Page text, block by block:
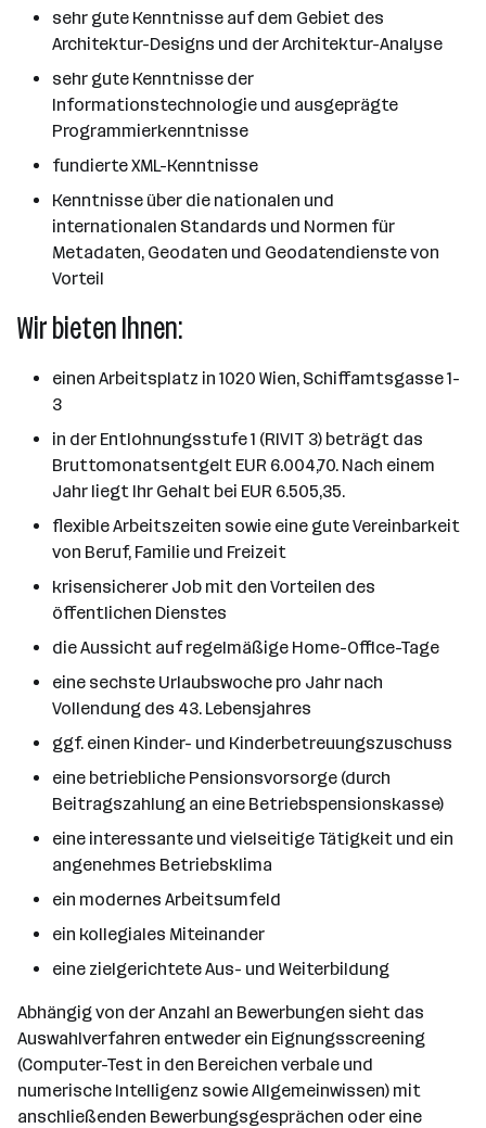
sehr gute Kenntnisse auf dem Gebiet des
Architektur-Designs und der Architektur-Analyse
sehr gute Kenntnisse der
Informationstechnologie und ausgeprägte
Programmierkenntnisse
fundierte XML-Kenntnisse
Kenntnisse über die nationalen und
internationalen Standards und Normen für
Metadaten, Geodaten und Geodatendienste von
Vorteil
Wir bieten Ihnen:
einen Arbeitsplatz in 1020 Wien, Schiffamtsgasse 1-
3
in der Entlohnungsstufe 1 (RIVIT 3) beträgt das
Bruttomonatsentgelt EUR 6.004,70. Nach einem
Jahr liegt Ihr Gehalt bei EUR 6.505,35.
flexible Arbeitszeiten sowie eine gute Vereinbarkeit
von Beruf, Familie und Freizeit
krisensicherer Job mit den Vorteilen des
öffentlichen Dienstes
die Aussicht auf regelmäßige Home-Office-Tage
eine sechste Urlaubswoche pro Jahr nach
Vollendung des 43. Lebensjahres
ggf. einen Kinder- und Kinderbetreuungszuschuss
eine betriebliche Pensionsvorsorge (durch
Beitragszahlung an eine Betriebspensionskasse)
eine interessante und vielseitige Tätigkeit und ein
angenehmes Betriebsklima
ein modernes Arbeitsumfeld
ein kollegiales Miteinander
eine zielgerichtete Aus- und Weiterbildung
Abhängig von der Anzahl an Bewerbungen sieht das
Auswahlverfahren entweder ein Eignungsscreening
(Computer-Test in den Bereichen verbale und
numerische Intelligenz sowie Allgemeinwissen) mit
anschließenden Bewerbungsgesprächen oder eine